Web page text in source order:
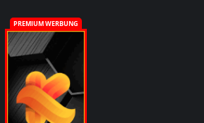
PREMIUM WERBUNG